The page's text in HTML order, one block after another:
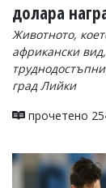
долара
Животното,
африкански
град Лийки
прочетено